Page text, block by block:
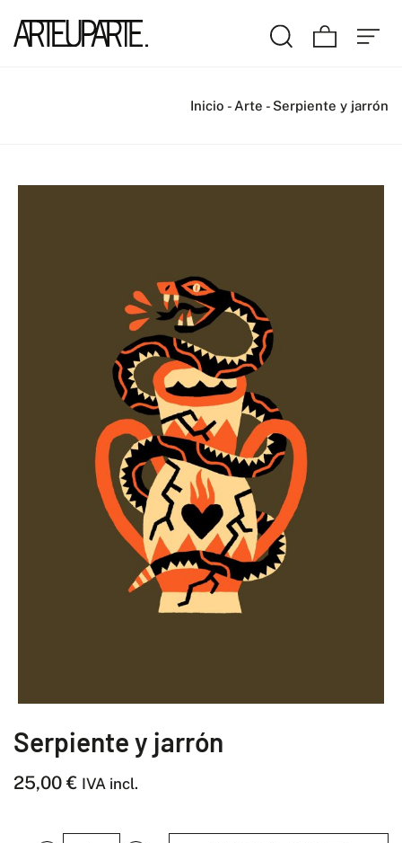
Inicio - Arte - Serpiente y jarrón
Serpiente y jarrón
25,00€ IVA incl.